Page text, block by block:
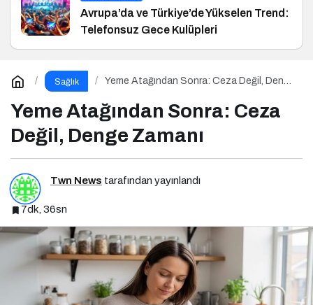
Avrupa’da ve Türkiye’de Yükselen Trend:
Telefonsuz Gece Kulüpleri
Sağlık
Yeme Atağından Sonra: Ceza Değil, Denge
Yeme Atağından Sonra: Ceza
Değil, Denge Zamanı
Twn News tarafından yayınlandı
7dk, 36sn